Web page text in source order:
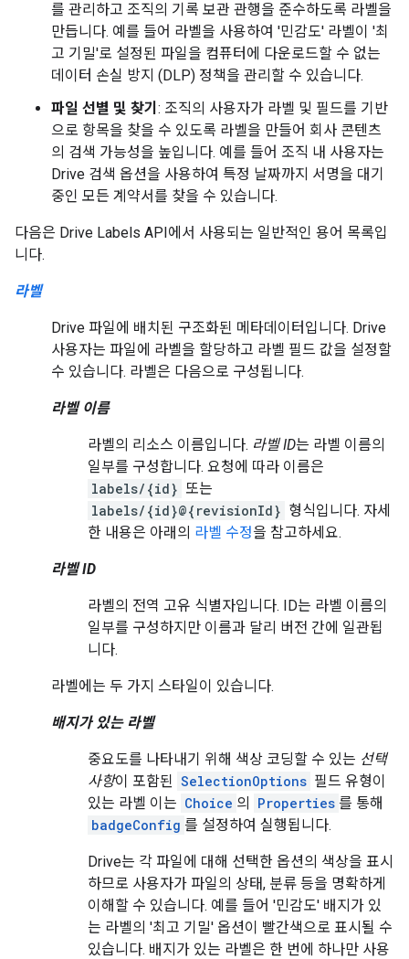
를 관리하고 조직의 기록 보관 관행을 준수하도록 라벨을
만듭니다. 예를 들어 라벨을 사용하여 '민감도' 라벨이 '최
고 기밀'로 설정된 파일을 컴퓨터에 다운로드할 수 없는
데이터 손실 방지 (DLP) 정책을 관리할 수 있습니다.
파일 선별 및 찾기 : 조직의 사용자가 라벨 및 필드를 기반
으로 항목을 찾을 수 있도록 라벨을 만들어 회사 콘텐츠
의 검색 가능성을 높입니다. 예를 들어 조직 내 사용자는
Drive 검색 옵션을 사용하여 특정 날짜까지 서명을 대기
중인 모든 계약서를 찾을 수 있습니다.
다음은 Drive Labels API에서 사용되는 일반적인 용어 목록입
니다.
라벨
Drive 파일에 배치된 구조화된 메타데이터입니다. Drive
사용자는 파일에 라벨을 할당하고 라벨 필드 값을 설정할
수 있습니다. 라벨은 다음으로 구성됩니다.
라벨 이름
라벨의 리소스 이름입니다. 라벨 ID는 라벨 이름의
일부를 구성합니다. 요청에 따라 이름은
labels/{id} 또는
labels/{id}@{revisionId} 형식입니다. 자세
한 내용은 아래의 라벨 수정을 참고하세요.
라벨 ID
라벨의 전역 고유 식별자입니다. ID는 라벨 이름의
일부를 구성하지만 이름과 달리 버전 간에 일관됩
니다.
라벨에는 두 가지 스타일이 있습니다.
배지가 있는 라벨
중요도를 나타내기 위해 색상 코딩할 수 있는 선택
사항이 포함된 SelectionOptions 필드 유형이
있는 라벨 이는 Choice 의 Properties 를 통해
badgeConfig 를 설정하여 실행됩니다.
Drive는 각 파일에 대해 선택한 옵션의 색상을 표시
하므로 사용자가 파일의 상태, 분류 등을 명확하게
이해할 수 있습니다. 예를 들어 '민감도' 배지가 있
는 라벨의 '최고 기밀' 옵션이 빨간색으로 표시될 수
있습니다. 배지가 있는 라벨은 한 번에 하나만 사용